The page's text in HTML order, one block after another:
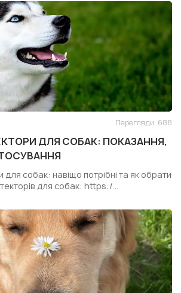
Puppy Recipe і Orijen Pupp...
Перегляди 688
ДЛЯ СОБАК: ПОКАЗАННЯ,
собак: навіщо потрібні та як обрати
для собак: https:/...